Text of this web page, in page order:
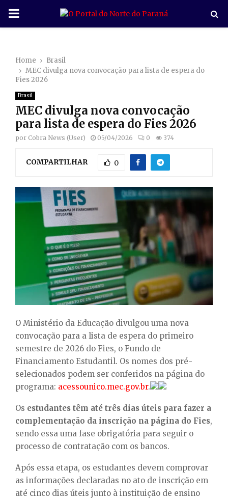
P
M
A
M
U
Home
Brasil
MEC divulga nova convocação para lista de espera do
Fies 2026
Brasil
MEC divulga nova convocação
para lista de espera do Fies 2026
por Cobra News (User) 05/04/2026 0 374
COMPARTILHAR 0
O Ministério da Educação divulgou uma nova
convocação para a lista de espera do primeiro
semestre de 2026 do Fies, o Fundo de
Financiamento Estudantil. Os nomes dos pré-
selecionados podem ser conferidos na página do
programa: acessounico.mec.gov.br.
Os estudantes têm até três dias úteis para fazer a
complementação da inscrição na página do Fies,
sendo essa uma fase obrigatória para seguir o
processo de contratação com os bancos.
Após essa etapa, os estudantes devem comprovar
as informações declaradas no ato de inscrição em
até cinco dias úteis junto à instituição de ensino